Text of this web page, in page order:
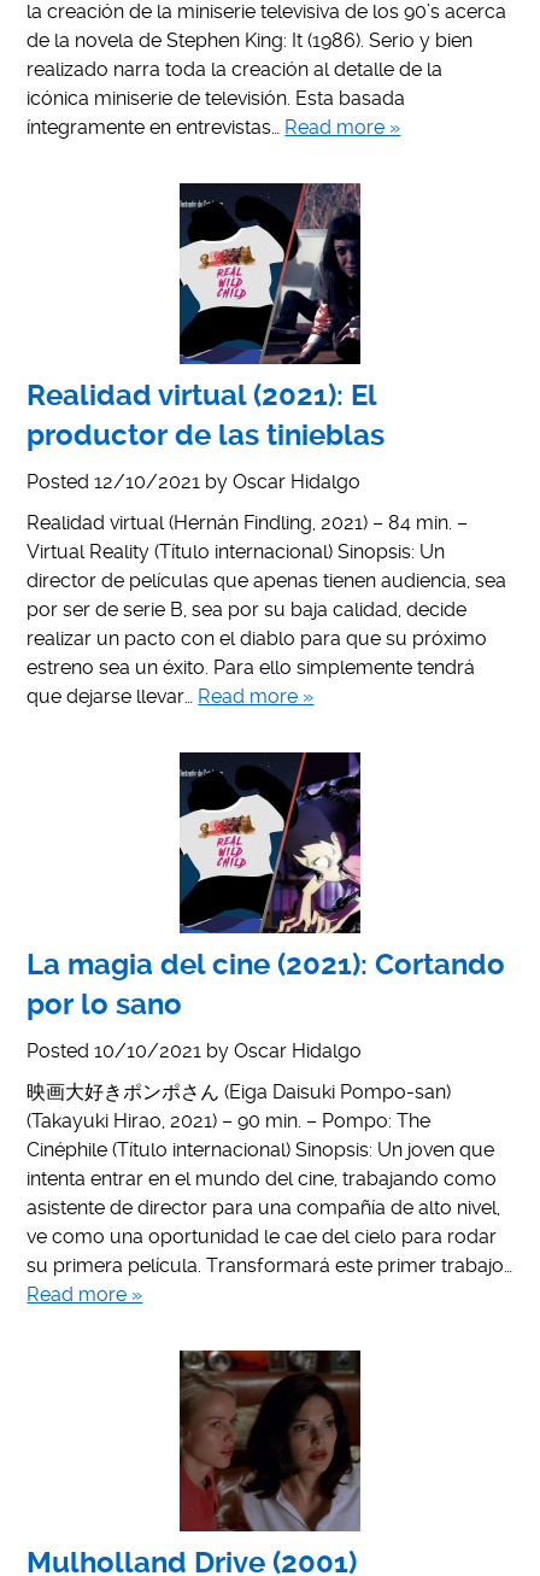
la creación de la miniserie televisiva de los 90’s acerca
de la novela de Stephen King: It (1986). Serio y bien
realizado narra toda la creación al detalle de la
icónica miniserie de televisión. Esta basada
íntegramente en entrevistas… Read more »
Realidad virtual (2021): El
productor de las tinieblas
Posted12/10/2021 byOscar Hidalgo
Realidad virtual (Hernán Findling, 2021) – 84 min. –
Virtual Reality (Título internacional) Sinopsis: Un
director de películas que apenas tienen audiencia, sea
por ser de serie B, sea por su baja calidad, decide
realizar un pacto con el diablo para que su próximo
estreno sea un éxito. Para ello simplemente tendrá
que dejarse llevar… Read more »
La magia del cine (2021): Cortando
por lo sano
Posted10/10/2021 byOscar Hidalgo
映画大好きポンポさん (Eiga Daisuki Pompo-san)
(Takayuki Hirao, 2021) – 90 min. – Pompo: The
Cinéphile (Título internacional) Sinopsis: Un joven que
intenta entrar en el mundo del cine, trabajando como
asistente de director para una compañía de alto nivel,
ve como una oportunidad le cae del cielo para rodar
su primera película. Transformará este primer trabajo…
Read more »
Mulholland Drive (2001)